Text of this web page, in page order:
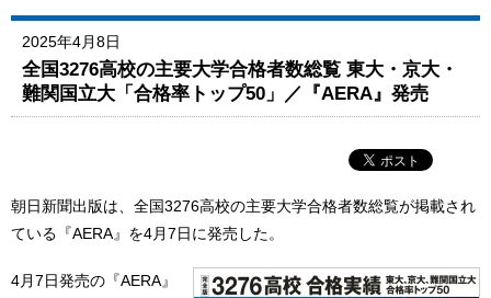
2025年4月8日
全国3276高校の主要大学合格者数総覧 東大・京大・
難関国立大「合格率トップ50」／『AERA』発売
朝日新聞出版は、全国3276高校の主要大学合格者数総覧が掲載され
ている『AERA』を4月7日に発売した。
4月7日発売の『AERA』